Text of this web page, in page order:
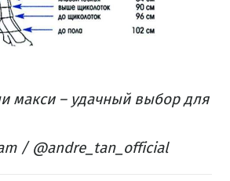
макси – удачный выбор для
/ @andre_tan_official